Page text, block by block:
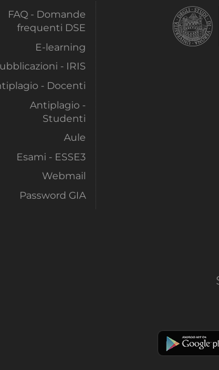
FAQ - Domande
frequenti DSE
E-learning
- IRIS
- Docenti
Antiplagio -
Studenti
Aule
Esami - ESSE3
Webmail
Password GIA